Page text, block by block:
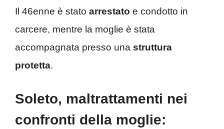
Il 46enne è stato arrestato e condotto in
carcere, mentre la moglie è stata
accompagnata presso una struttura
protetta.
Soleto, maltrattamenti nei
confronti della moglie: